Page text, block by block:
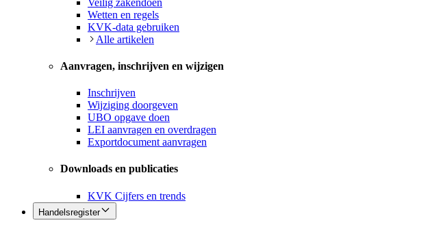
Wetten en regels
KVK-data gebruiken
Alle artikelen
Aanvragen, inschrijven en wijzigen
Inschrijven
Wijziging doorgeven
UBO opgave doen
LEI aanvragen en overdragen
Exportdocument aanvragen
Downloads en publicaties
KVK Cijfers en trends
Handelsregister